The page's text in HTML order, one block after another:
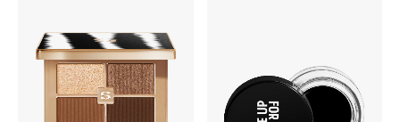
مستلزمات المنزل